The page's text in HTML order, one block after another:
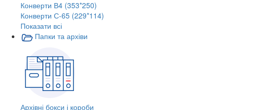
Конверти В4 (353*250)
Конверти С-65 (229*114)
Показати всі
Папки та архіви
Архівні бокси і короби